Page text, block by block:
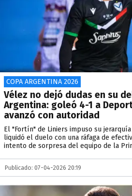
COPA ARGENTINA 2026
Vélez no dejó dudas en su
Argentina: goleó 4-1 a
avanzó con autoridad
El "Fortín" de Liniers impuso su
liquidó el duelo con una ráfaga de
intento de sorpresa del equipo de la
Publicado: 07-04-2026 20:19